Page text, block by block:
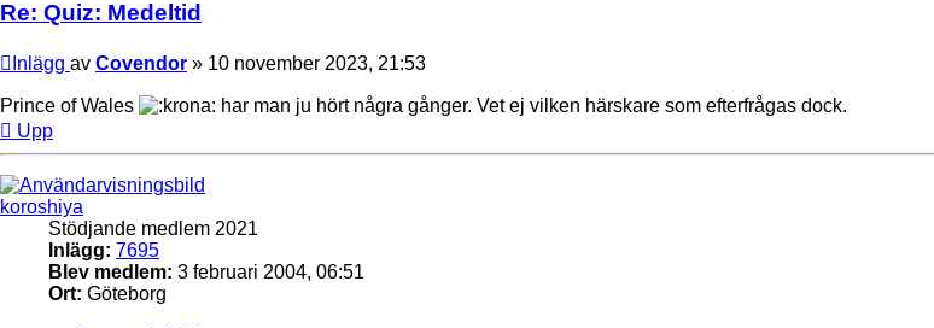
Re: Quiz: Medeltid
Inlägg av Covendor » 10 november 2023, 21:53
Prince of Wales
har man ju hört några gånger. Vet ej vilken härskare som efterfrågas dock.
Upp
koroshiya
Stödjande medlem 2021
Inlägg: 7695
Blev medlem: 3 februari 2004, 06:51
Ort: Göteborg